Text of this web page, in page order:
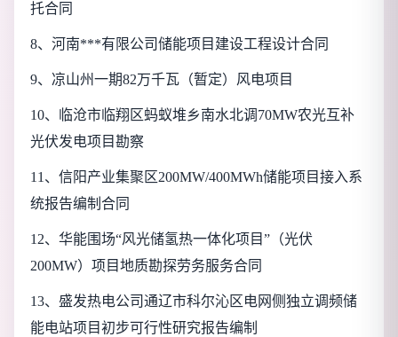
托合同
8、河南***有限公司储能项目建设工程设计合同
9、凉山州一期82万千瓦（暂定）风电项目
10、临沧市临翔区蚂蚁堆乡南水北调70MW农光互补
光伏发电项目勘察
11、信阳产业集聚区200MW/400MWh储能项目接入系
统报告编制合同
12、华能围场“风光储氢热一体化项目”（光伏
200MW）项目地质勘探劳务服务合同
13、盛发热电公司通辽市科尔沁区电网侧独立调频储
能电站项目初步可行性研究报告编制